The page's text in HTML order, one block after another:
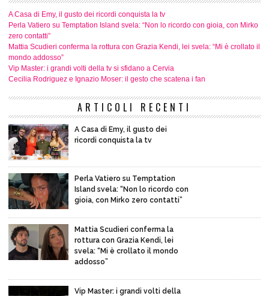
A Casa di Emy, il gusto dei ricordi conquista la tv
Perla Vatiero su Temptation Island svela: “Non lo ricordo con gioia, con Mirko
zero contatti”
Mattia Scudieri conferma la rottura con Grazia Kendi, lei svela: “Mi è crollato il
mondo addosso”
Vip Master: i grandi volti della tv si sfidano a Cervia
Cecilia Rodriguez e Ignazio Moser: il gesto che scatena i fan
ARTICOLI RECENTI
A Casa di Emy, il gusto dei
ricordi conquista la tv
Perla Vatiero su Temptation
Island svela: “Non lo ricordo con
gioia, con Mirko zero contatti”
Mattia Scudieri conferma la
rottura con Grazia Kendi, lei
svela: “Mi è crollato il mondo
addosso”
Vip Master: i grandi volti della